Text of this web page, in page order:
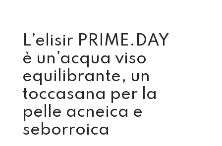
L’elisir PRIME.DAY
è un’acqua viso
equilibrante, un
toccasana per la
pelle acneica e
seborroica